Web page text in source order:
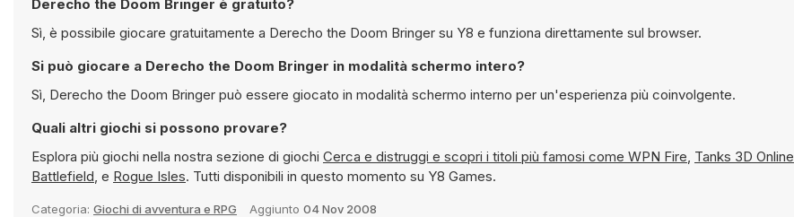
Derecho the Doom Bringer è gratuito?
Sì, è possibile giocare gratuitamente a Derecho the Doom Bringer su Y8 e funziona direttamente sul browser.
Si può giocare a Derecho the Doom Bringer in modalità schermo intero?
Sì, Derecho the Doom Bringer può essere giocato in modalità schermo interno per un'esperienza più coinvolgente.
Quali altri giochi si possono provare?
Esplora più giochi nella nostra sezione di giochi
Cerca e distruggi e scopri i titoli più famosi come WPN Fire, Tanks 3D Online
Battlefield, e Rogue Isles. Tutti disponibili in questo momento su Y8 Games.
Categoria: Giochi di avventura e RPG Aggiunto 04 Nov 2008